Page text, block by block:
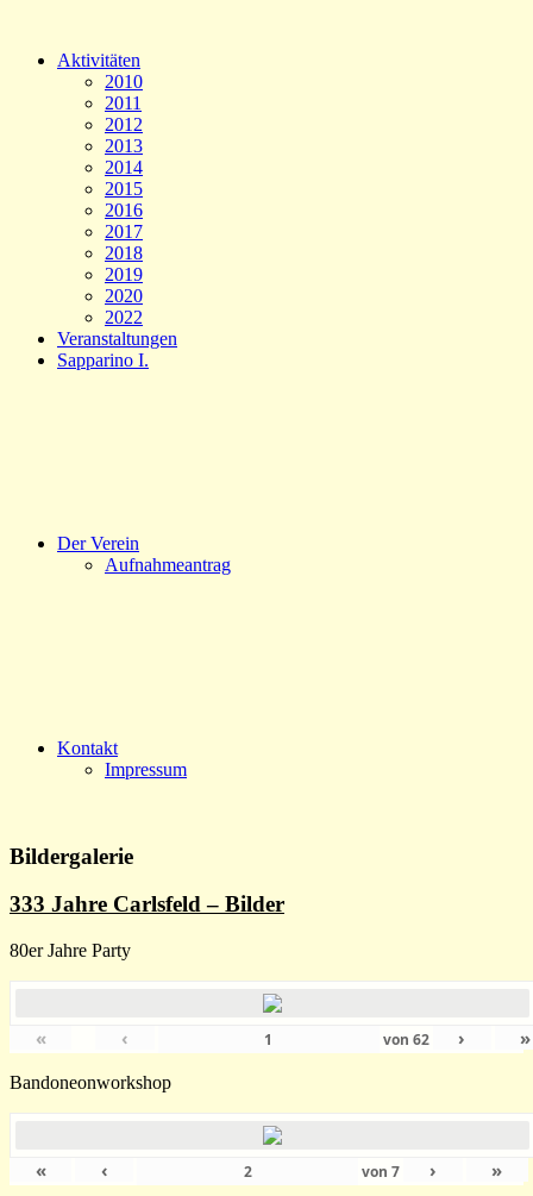
Aktivitäten
2010
2011
2012
2013
2014
2015
2016
2017
2018
2019
2020
2022
Veranstaltungen
Sapparino I.
Der Verein
Aufnahmeantrag
Kontakt
Impressum
Bildergalerie
333 Jahre Carlsfeld – Bilder
80er Jahre Party
« ‹ von 62 › »
Bandoneonworkshop
« ‹ von7 › »